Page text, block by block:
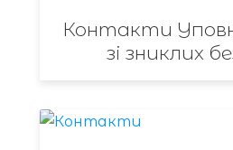
Контакти
зі зниклих